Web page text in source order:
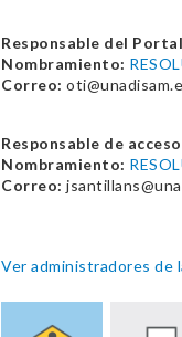
Responsable del
Nombramiento:
Correo:
Responsable de
Nombramiento:
Correo:
Ver administradores de